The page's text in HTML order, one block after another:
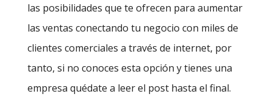
las posibilidades que te ofrecen para aumentar
las ventas conectando tu negocio con miles de
clientes comerciales a través de internet, por
tanto, si no conoces esta opción y tienes una
empresa quédate a leer el post hasta el final.